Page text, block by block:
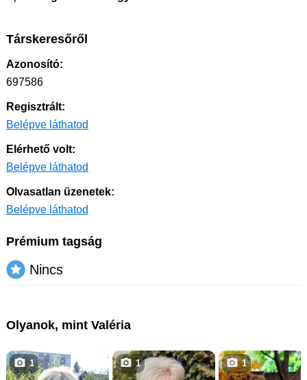
Társkeresőről
Azonosító:
697586
Regisztrált:
Belépve láthatod
Elérhető volt:
Belépve láthatod
Olvasatlan üzenetek:
Belépve láthatod
Prémium tagság
Nincs
Olyanok, mint Valéria
1 1 1